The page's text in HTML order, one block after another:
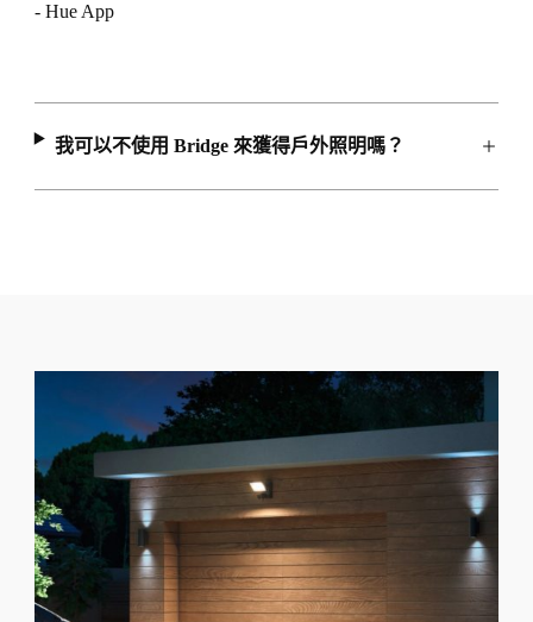
- Hue App
我可以不使用 Bridge 來獲得戶外照明嗎？